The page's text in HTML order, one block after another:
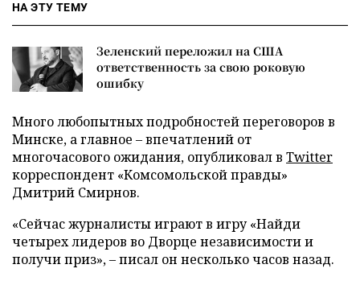
НА ЭТУ ТЕМУ
Зеленский переложил на США
ответственность за свою роковую
ошибку
Много любопытных подробностей переговоров в
Минске, а главное – впечатлений от
многочасового ожидания, опубликовал в Twitter
корреспондент «Комсомольской правды»
Дмитрий Смирнов.
«Сейчас журналисты играют в игру «Найди
четырех лидеров во Дворце независимости и
получи приз», – писал он несколько часов назад.